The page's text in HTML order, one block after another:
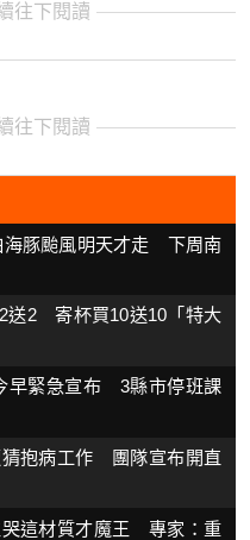
往下閱讀
往下閱讀
海豚颱風明天才走 下周南
送2 寄杯買10送10「特大
早緊急宣布 3縣市停班課
猜抱病工作 團隊宣布開直
哭這材質才魔王 專家：重